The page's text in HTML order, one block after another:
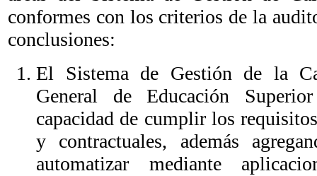
conformes con los criterios de la
conclusiones:
El Sistema de Gestión de la
General de Educación
capacidad de cumplir los
y contractuales, además
automatizar mediante